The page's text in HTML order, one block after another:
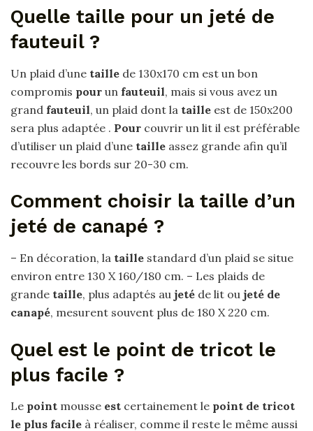
Quelle taille pour un jeté de
fauteuil ?
Un plaid d’une taille de 130х170 cm est un bon
compromis pour un fauteuil, mais si vous avez un
grand fauteuil, un plaid dont la taille est de 150х200
sera plus adaptée . Pour couvrir un lit il est préférable
d’utiliser un plaid d’une taille assez grande afin qu’il
recouvre les bords sur 20-30 cm.
Comment choisir la taille d’un
jeté de canapé ?
– En décoration, la taille standard d’un plaid se situe
environ entre 130 X 160/180 cm. – Les plaids de
grande taille, plus adaptés au jeté de lit ou jeté de
canapé, mesurent souvent plus de 180 X 220 cm.
Quel est le point de tricot le
plus facile ?
Le point mousse est certainement le point de tricot
le plus facile à réaliser, comme il reste le même aussi